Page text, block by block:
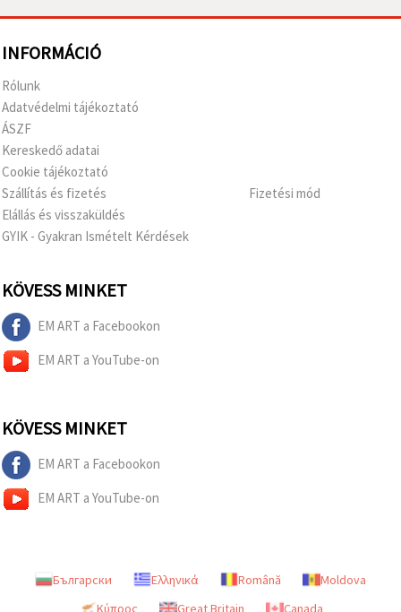
INFORMÁCIÓ
Rólunk
Adatvédelmi tájékoztató
ÁSZF
Kereskedő adatai
Cookie tájékoztató
Szállítás és fizetés
Elállás és visszaküldés
GYIK - Gyakran Ismételt Kérdések
Fizetési mód
KÖVESS MINKET
EM ART a Facebookon
EM ART a YouTube-on
KÖVESS MINKET
EM ART a Facebookon
EM ART a YouTube-on
Български Ελληνικά Română
Moldova
Κύπρος
Great Britain Canada